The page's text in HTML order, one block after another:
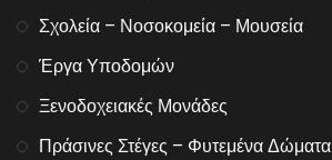
Σχολεία – Νοσοκομεία – Μουσεία
Έργα Υποδομών
Ξενοδοχειακές Μονάδες
Πράσινες Στέγες – Φυτεμένα Δώματα